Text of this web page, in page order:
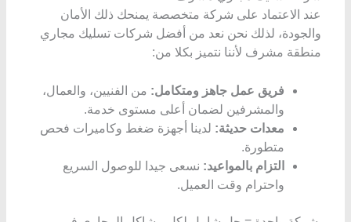
عند الاعتماد على شركة متخصصة يمنحك ذلك الأمان
والجودة، لذلك نحن نعد من أفضل شركات تسليك مجاري
منطقة مشرف لأننا نتميز بكلا من:
فريق عمل جاهز ومتكامل: من الفنيين، والعمال،
والمشرفين لضمان أعلى مستوى خدمة.
معدات حديثة: لدينا أجهزة ضغط وكاميرات فحص
متطورة.
التزام بالمواعيد: نسعى جيدا للوصول السريع
واحترام وقت العميل.